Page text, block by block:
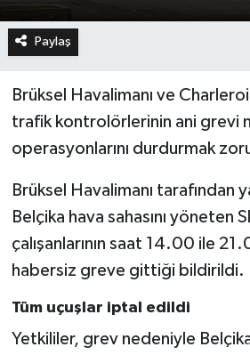
Paylaş
Brüksel Havalimanı ve
trafik kontrolörlerinin ani grevi
operasyonlarını durdurmak
Brüksel Havalimanı tarafından
Belçika hava sahasını yöneten
çalışanlarının saat 14.00 ile
habersiz greve gittiği bildirildi.
Tüm uçuşlar iptal edildi
Yetkililer, grev nedeniyle